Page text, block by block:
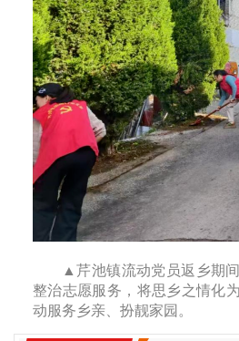
▲芹池镇流动党员返乡期
整治志愿服务，将思乡之情化
动服务乡亲、扮靓家园。